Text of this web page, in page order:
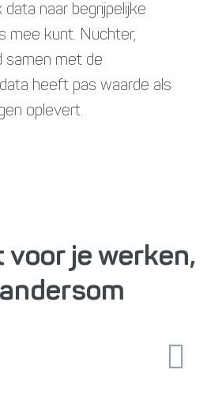
data naar begrijpelijke
mee kunt. Nuchter,
samen met de
heeft pas waarde als
oplevert.
voor je werken,